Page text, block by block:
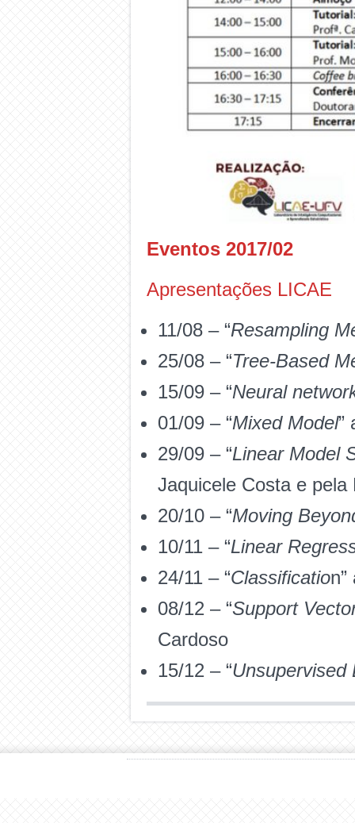
Eventos 2017/02
Apresentações LICAE
11/08 – “Resampling
25/08 – “Tree-Based
15/09 – “Neural
01/09 – “Mixed Model”
29/09 – “Linear Model
Jaquicele Costa e pela
20/10 – “Moving
10/11 – “Linear
24/11 – “Classificatio
08/12 – “Support
Cardoso
15/12 – “Unsupervised